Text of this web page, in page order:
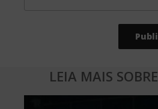
LEIA MAIS SOBRE